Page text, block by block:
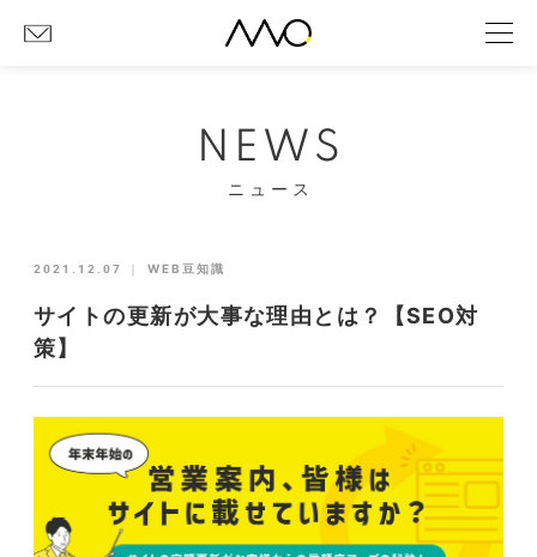
NEWS
ニュース
2021.12.07 ｜ WEB豆知識
サイトの更新が大事な理由とは？【SEO対
策】